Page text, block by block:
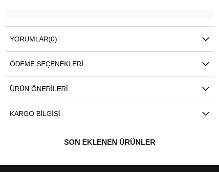
YORUMLAR(0)
ÖDEME SEÇENEKLERI
ÜRÜN ÖNERILERI
KARGO BILGISI
SON EKLENEN ÜRÜNLER